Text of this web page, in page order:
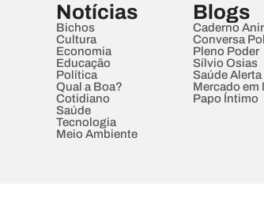
Notícias
Bichos
Cultura
Economia
Educação
Política
Qual a Boa?
Cotidiano
Saúde
Tecnologia
Meio Ambiente
Blogs
Caderno
Conversa
Pleno Poder
Sílvio Osias
Saúde Alerta
Mercado em
Papo Íntimo